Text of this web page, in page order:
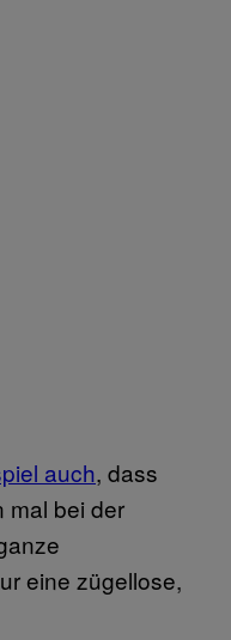
auch, dass
mal bei der
eine zügellose,